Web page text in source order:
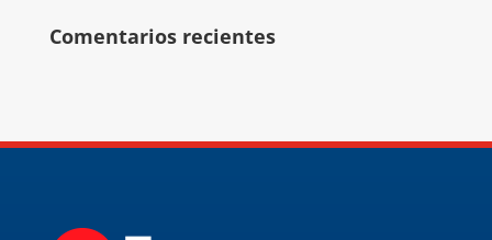
Comentarios recientes